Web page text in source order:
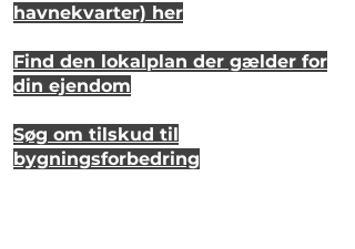
havnekvarter) her
Find den lokalplan der gælder for
din ejendom
Søg om tilskud til
bygningsforbedring